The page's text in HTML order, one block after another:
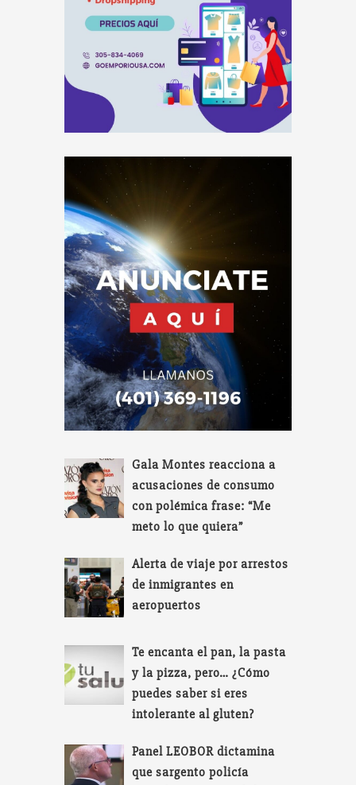
Gala Montes reacciona a
acusaciones de consumo
con polémica frase: “Me
meto lo que quiera”
Alerta de viaje por arrestos
de inmigrantes en
aeropuertos
Te encanta el pan, la pasta
y la pizza, pero… ¿Cómo
puedes saber si eres
intolerante al gluten?
Panel LEOBOR dictamina
que sargento policía